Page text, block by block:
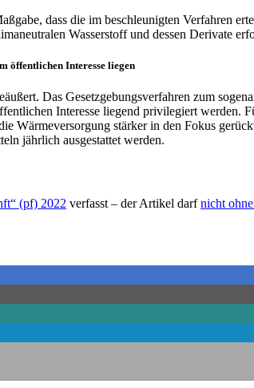
dass die im beschleunigten Verfahren
Wasserstoff und dessen Derivate
öffentlichen Interesse liegen
Das Gesetzgebungsverfahren zum
Interesse liegend privilegiert
Wärmeversorgung stärker in den Fokus
jährlich ausgestattet werden.
(pf) 2022 verfasst – der Artikel darfnicht